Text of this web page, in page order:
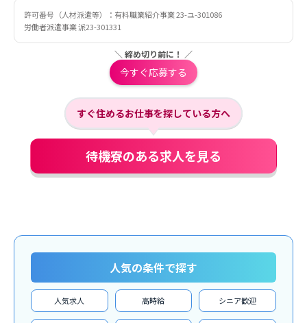
許可番号（人材派遣等）：有料職業紹介事業 23-ユ-301086
労働者派遣事業 派23-301331
＼ 締め切り前に！ ／
今すぐ応募する
すぐ住めるお仕事を探している方へ
待機寮のある求人を見る
人気の条件で探す
人気求人 高時給 シニア歓迎